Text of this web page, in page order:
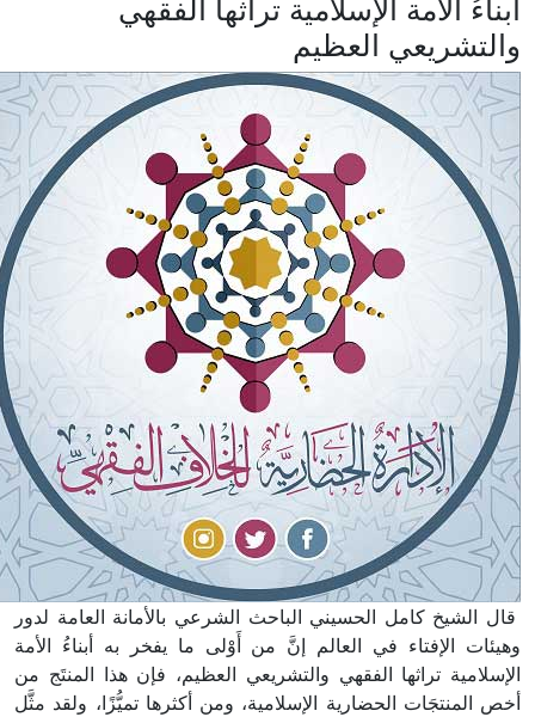
أبناءُ الأمة الإسلامية تراثها الفقهي
والتشريعي العظيم
قال الشيخ كامل الحسيني الباحث الشرعي بالأمانة العامة لدور
وهيئات الإفتاء في العالم إنَّ من أَوْلى ما يفخر به أبناءُ الأمة
الإسلامية تراثها الفقهي والتشريعي العظيم، فإن هذا المنتَج من
أخص المنتجَات الحضارية الإسلامية، ومن أكثرها تميُّزًا، ولقد مثَّل